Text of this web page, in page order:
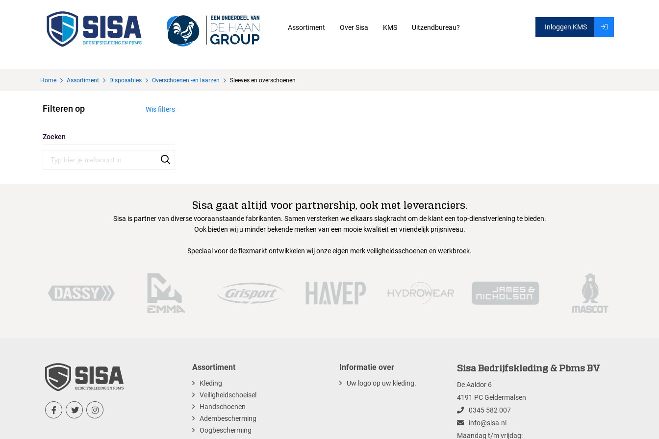
Assortiment Over Sisa KMS Uitzendbureau? Inloggen KMS
Home Assortiment Disposables Overschoenen -en laarzen Sleeves en overschoenen
Filteren op Wis filters
Zoeken
Sisa gaat altijd voor partnership, ook met leveranciers.
Sisa is partner van diverse vooraanstaande fabrikanten. Samen versterken we elkaars slagkracht om de klant een top-dienstverlening te bieden.
Ook bieden wij u minder bekende merken van een mooie kwaliteit en vriendelijk prijsniveau.
Speciaal voor de flexmarkt ontwikkelen wij onze eigen merk veiligheidsschoenen en werkbroek.
  
Assortiment
Kleding
Veiligheidschoeisel
Handschoenen
Adembescherming
Oogbescherming
Informatie over
Uw logo op uw kleding.
Sisa Bedrijfskleding & Pbms BV
De Aaldor 6
4191 PC Geldermalsen
0345 582 007
info@sisa.nl
Maandag t/m vrijdag: